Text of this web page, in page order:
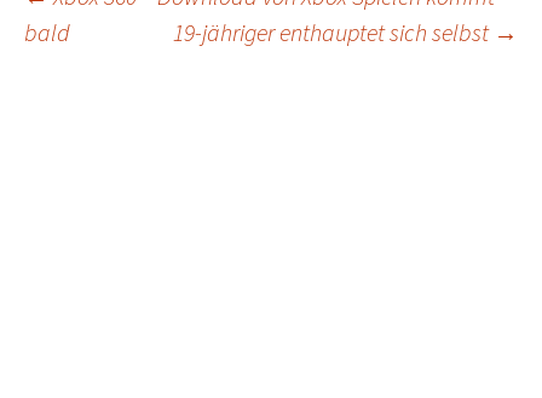
bald
19-jähriger enthauptet sich selbst →